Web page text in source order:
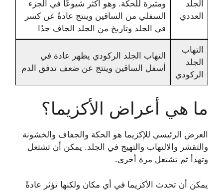
الجلد
العددي
ومثيرة للحكة. وهو أكثر شيوعًا في الجزء
السفلي من الساقين وينتج عادةً عن كسر
في الجلد وتاريخ من الجلد الجاف جدًا
التهاب
الجلد
الركودي
التهاب الجلد الركودي يظهر عادة في
أسفل الساقين وينتج عن ضعف تدفق الدم
ما هي أعراض الأكزيما؟
العرض الرئيسي للإكزيما هو الحكة والجفاف والخشونة
والتقشر والالتهاب والتهيج في الجلد. يمكن أن تشتعل
وتهدأ ثم تشتعل مرة أخرى.
يمكن أن تحدث الأكزيما في أي مكان ولكنها تؤثر عادةً